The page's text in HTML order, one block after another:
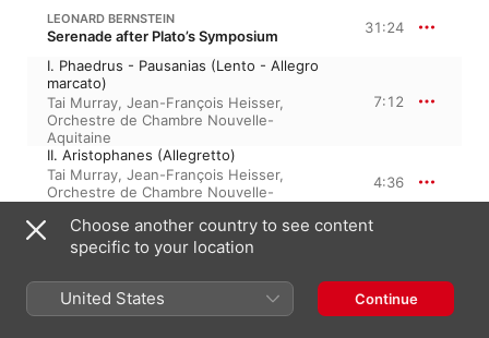
LEONARD BERNSTEIN
Serenade after Plato’s Symposium 31:24
I. Phaedrus - Pausanias (Lento - Allegro
marcato)
Tai Murray, Jean-François Heisser,
Orchestre de Chambre Nouvelle-
Aquitaine
7:12
II. Aristophanes (Allegretto)
Tai Murray, Jean-François Heisser,
Orchestre de Chambre Nouvelle-
4:36
III. Eryximachus, the doctor (Presto)
Tai Murray,Jean-François Heisser
Aquitaine
IV. Agathon (Adagio)
Tai Murray,Jean-François Heisser,
Choose another country to see content
specific to your location
United States Continue